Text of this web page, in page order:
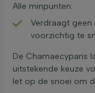
Alle minpunten:
Verdraagt geen
voorzichtig te
De Chamaecyparis
uitstekende keuze
let op de snoei om